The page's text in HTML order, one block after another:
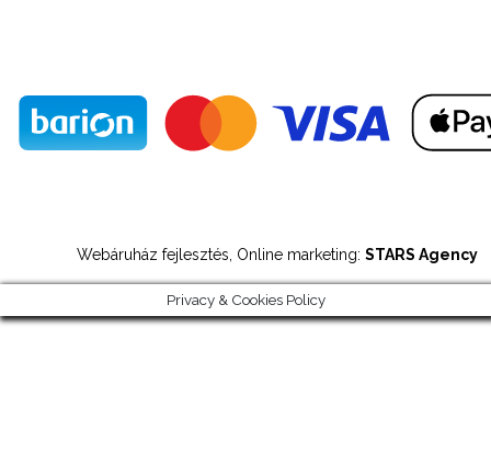
Webáruház fejlesztés, Online marketing: STARS Agency
Privacy & Cookies Policy